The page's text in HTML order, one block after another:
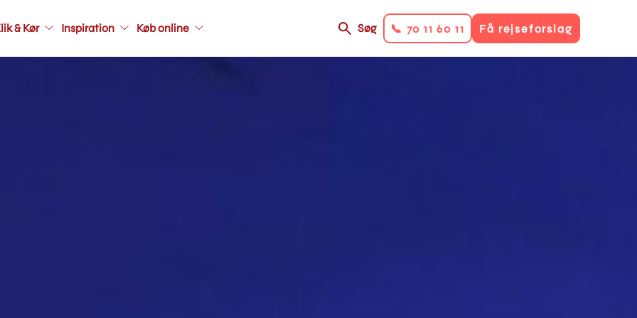
& Kør Inspiration Køb online
secondary
Søg 📞 70 11 60 11 Få rejseforslag